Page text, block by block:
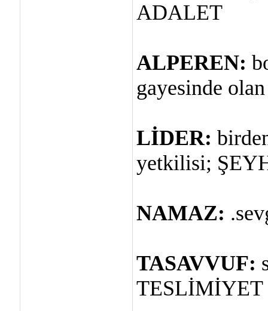
ADALET
ALPEREN:
gayesinde
LİDER:
yetkilisi;
NAMAZ:
TASAVVUF:
TESLİMİYET